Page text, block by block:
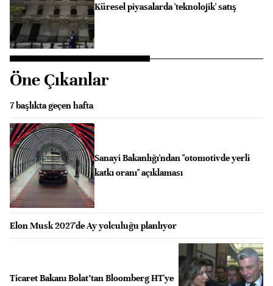
Küresel piyasalarda 'teknolojik' satış
Öne Çıkanlar
7 başlıkta geçen hafta
Sanayi Bakanlığı'ndan "otomotivde yerli
katkı oranı" açıklaması
Elon Musk 2027'de Ay yolculuğu planlıyor
Ticaret Bakanı Bolat’tan Bloomberg HT'ye